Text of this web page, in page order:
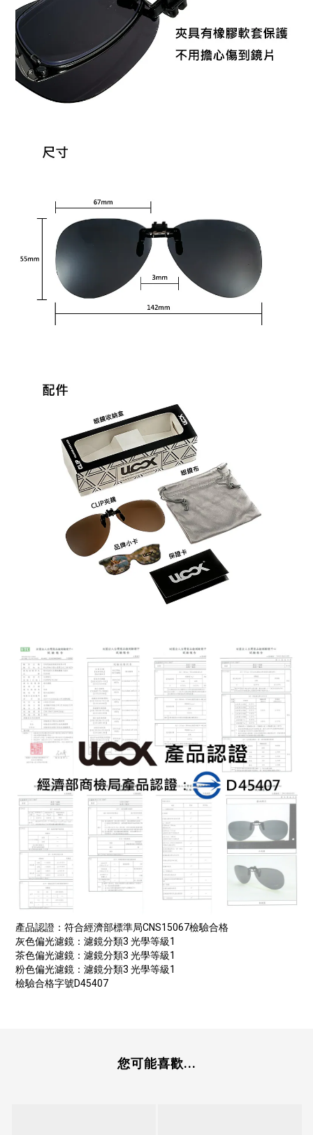
產品認證：符合經濟部標準局CNS15067檢驗合格
灰色偏光濾鏡：濾鏡分類3 光學等級1
茶色偏光濾鏡：濾鏡分類3 光學等級1
粉色偏光濾鏡：濾鏡分類3 光學等級1
檢驗合格字號D45407
您可能喜歡...